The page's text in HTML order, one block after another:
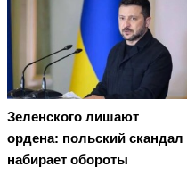
Зеленского лишают
ордена: польский скандал
набирает обороты